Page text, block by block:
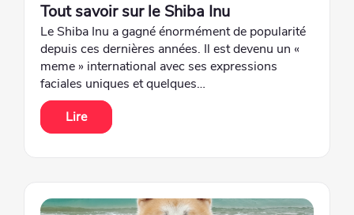
Tout savoir sur le Shiba Inu
Le Shiba Inu a gagné énormément de popularité
depuis ces dernières années. Il est devenu un «
meme » international avec ses expressions
faciales uniques et quelques…
Lire